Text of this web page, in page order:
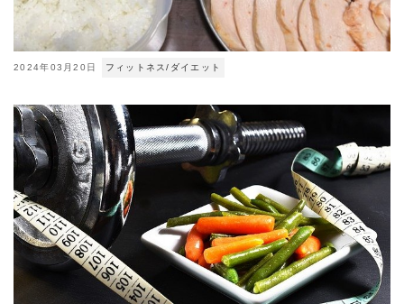
2024年03月20日 フィットネス/ダイエット